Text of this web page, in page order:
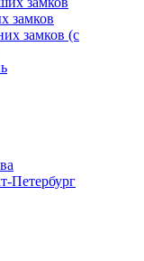
замков
замков (с
Петербург